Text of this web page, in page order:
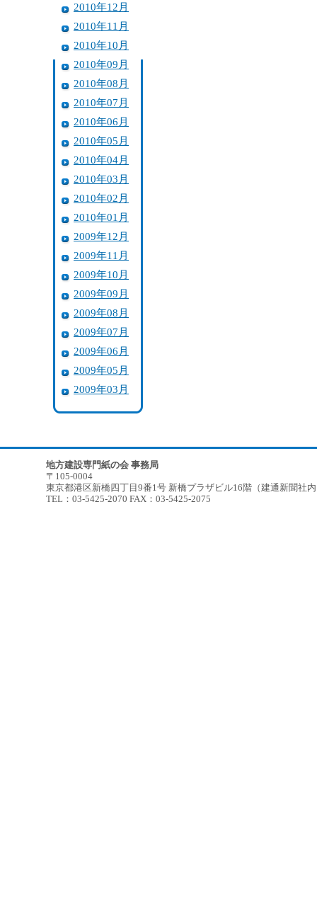
2010年12月
2010年11月
2010年10月
2010年09月
2010年08月
2010年07月
2010年06月
2010年05月
2010年04月
2010年03月
2010年02月
2010年01月
2009年12月
2009年11月
2009年10月
2009年09月
2009年08月
2009年07月
2009年06月
2009年05月
2009年03月
地方建設専門紙の会 事務局
〒105-0004
東京都港区新橋四丁目9番1号 新橋プラザビル16階（建通新聞社
TEL：03-5425-2070 FAX：03-5425-2075